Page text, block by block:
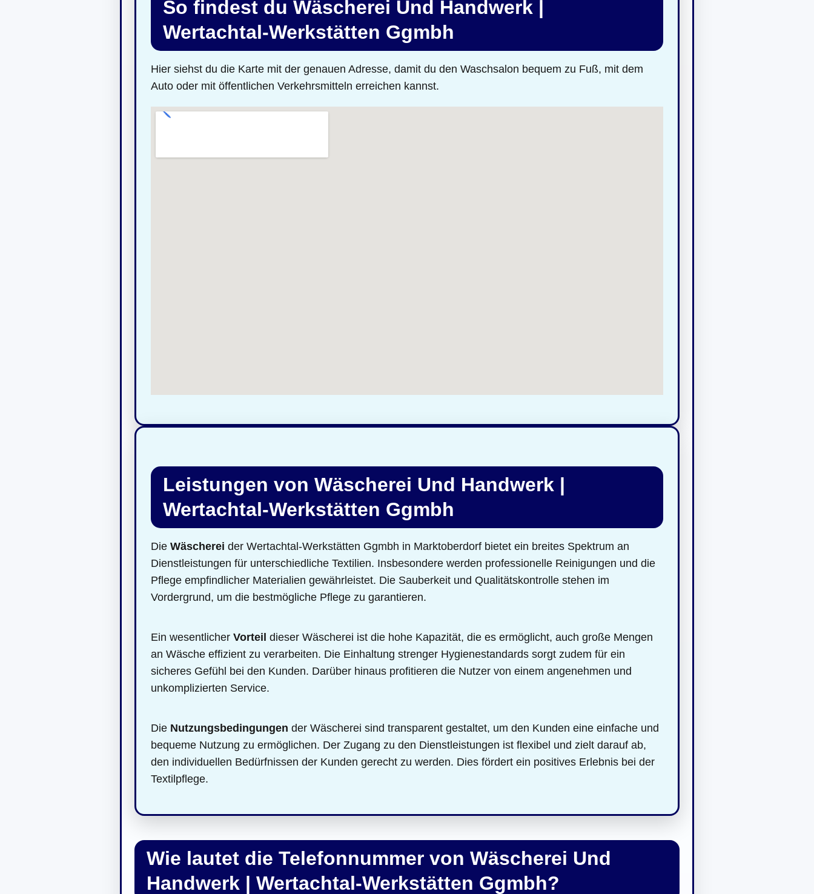
So findest du Wäscherei Und Handwerk |
Wertachtal-Werkstätten Ggmbh
Hier siehst du die Karte mit der genauen Adresse, damit du den Waschsalon bequem zu Fuß, mit dem
Auto oder mit öffentlichen Verkehrsmitteln erreichen kannst.
Leistungen von Wäscherei Und Handwerk |
Wertachtal-Werkstätten Ggmbh
Die Wäscherei der Wertachtal-Werkstätten Ggmbh in Marktoberdorf bietet ein breites Spektrum an
Dienstleistungen für unterschiedliche Textilien. Insbesondere werden professionelle Reinigungen und die
Pflege empfindlicher Materialien gewährleistet. Die Sauberkeit und Qualitätskontrolle stehen im
Vordergrund, um die bestmögliche Pflege zu garantieren.
Ein wesentlicher Vorteil dieser Wäscherei ist die hohe Kapazität, die es ermöglicht, auch große Mengen
an Wäsche effizient zu verarbeiten. Die Einhaltung strenger Hygienestandards sorgt zudem für ein
sicheres Gefühl bei den Kunden. Darüber hinaus profitieren die Nutzer von einem angenehmen und
unkomplizierten Service.
Die Nutzungsbedingungen der Wäscherei sind transparent gestaltet, um den Kunden eine einfache und
bequeme Nutzung zu ermöglichen. Der Zugang zu den Dienstleistungen ist flexibel und zielt darauf ab,
den individuellen Bedürfnissen der Kunden gerecht zu werden. Dies fördert ein positives Erlebnis bei der
Textilpflege.
Wie lautet die Telefonnummer von Wäscherei Und
Handwerk | Wertachtal-Werkstätten Ggmbh?